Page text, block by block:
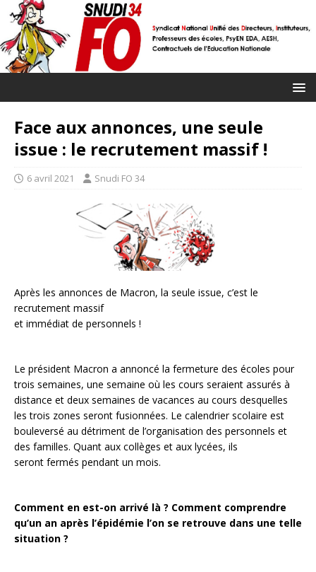
Face aux annonces, une seule
issue : le recrutement massif !
6 avril 2021 Snudi FO 34
Après les annonces de Macron, la seule issue, c’est le
recrutement massif
et immédiat de personnels !
Le président Macron a annoncé la fermeture des écoles pour
trois semaines, une semaine où les cours seraient assurés à
distance et deux semaines de vacances au cours desquelles
les trois zones seront fusionnées. Le calendrier scolaire est
bouleversé au détriment de l’organisation des personnels et
des familles. Quant aux collèges et aux lycées, ils
seront fermés pendant un mois.
Comment en est-on arrivé là ? Comment comprendre
qu’un an après l’épidémie l’on se retrouve dans une telle
situation ?